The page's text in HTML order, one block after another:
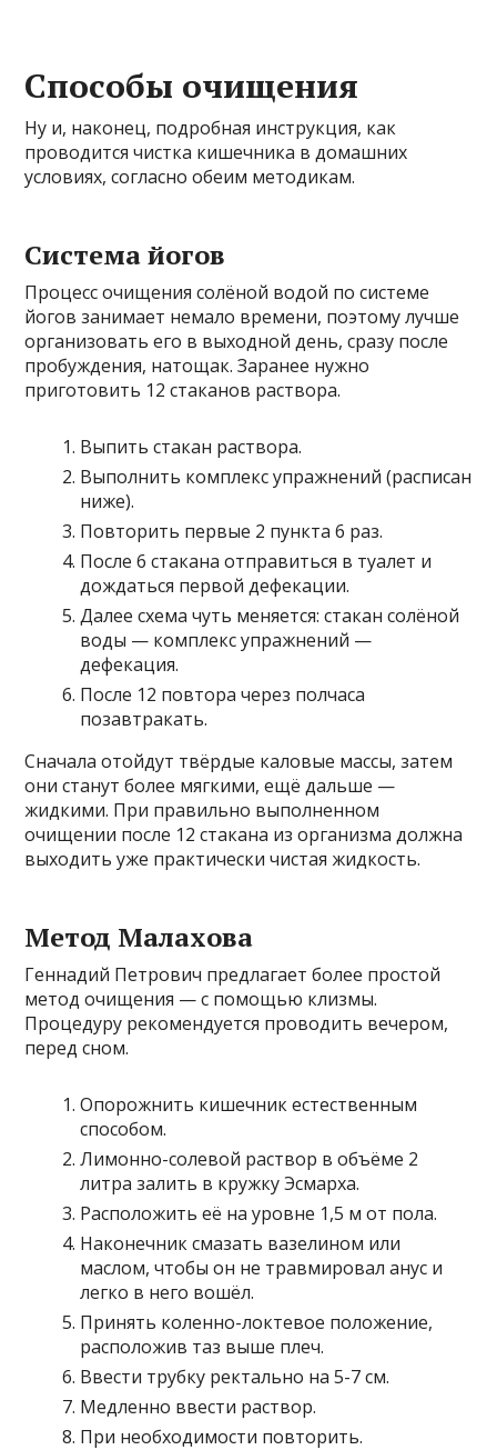
Способы очищения
Ну и, наконец, подробная инструкция, как
проводится чистка кишечника в домашних
условиях, согласно обеим методикам.
Система йогов
Процесс очищения солёной водой по системе
йогов занимает немало времени, поэтому лучше
организовать его в выходной день, сразу после
пробуждения, натощак. Заранее нужно
приготовить 12 стаканов раствора.
Выпить стакан раствора.
Выполнить комплекс упражнений (расписан
ниже).
Повторить первые 2 пункта 6 раз.
После 6 стакана отправиться в туалет и
дождаться первой дефекации.
Далее схема чуть меняется: стакан солёной
воды — комплекс упражнений —
дефекация.
После 12 повтора через полчаса
позавтракать.
Сначала отойдут твёрдые каловые массы, затем
они станут более мягкими, ещё дальше —
жидкими. При правильно выполненном
очищении после 12 стакана из организма должна
выходить уже практически чистая жидкость.
Метод Малахова
Геннадий Петрович предлагает более простой
метод очищения — с помощью клизмы.
Процедуру рекомендуется проводить вечером,
перед сном.
Опорожнить кишечник естественным
способом.
Лимонно-солевой раствор в объёме 2
литра залить в кружку Эсмарха.
Расположить её на уровне 1,5 м от пола.
Наконечник смазать вазелином или
маслом, чтобы он не травмировал анус и
легко в него вошёл.
Принять коленно-локтевое положение,
расположив таз выше плеч.
Ввести трубку ректально на 5-7 см.
Медленно ввести раствор.
При необходимости повторить.